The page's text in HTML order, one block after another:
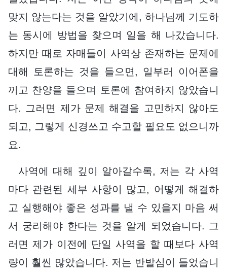
맞지 않는다는 것을 알았기에, 하나님께 기도하
는 동시에 방법을 찾으며 일을 해 나갔습니다.
하지만 때로 자매들이 사역상 존재하는 문제에
대해 토론하는 것을 들으면, 일부러 이어폰을
끼고 찬양을 들으며 토론에 참여하지 않았습니
다. 그러면 제가 문제 해결을 고민하지 않아도
되고, 그렇게 신경쓰고 수고할 필요도 없으니까
요.
사역에 대해 깊이 알아갈수록, 저는 각 사역
마다 관련된 세부 사항이 많고, 어떻게 해결하
고 실행해야 좋은 성과를 낼 수 있을지 마음 써
서 궁리해야 한다는 것을 알게 되었습니다. 그
러면 제가 이전에 단일 사역을 할 때보다 사역
량이 훨씬 많았습니다. 저는 반발심이 들었습니